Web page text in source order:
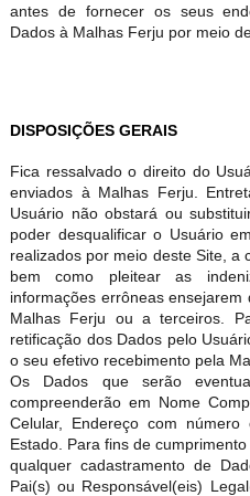
antes de fornecer os seus
Dados à Malhas Ferju por meio
DISPOSIÇÕES GERAIS
Fica ressalvado o direito do
enviados à Malhas Ferju.
Usuário não obstará ou
poder desqualificar o Usuário
realizados por meio deste Site, a
bem como pleitear as
informações errôneas
Malhas Ferju ou a terceiros.
retificação dos Dados pelo
o seu efetivo recebimento pela
Os Dados que serão
compreenderão em Nome
Celular, Endereço com
Estado. Para fins de
qualquer cadastramento de
Pai(s) ou Responsável(eis)